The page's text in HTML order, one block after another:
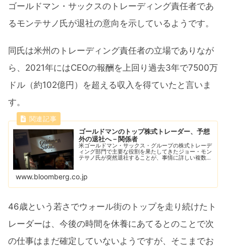
ゴールドマン・サックスのトレーディング責任者であ
るモンテサノ氏が退社の意向を示しているようです。
同氏は米州のトレーディング責任者の立場でありなが
ら、2021年にはCEOの報酬を上回り過去3年で7500万
ドル（約102億円）を超える収入を得ていたと言いま
す。
ゴールドマンのトップ株式トレーダー、予想
外の退社へ－関係者
米ゴールドマン・サックス・グループの株式トレーデ
ィング部門で主要な役割を果たしてきたジョー・モン
テサノ氏が突然退社することが、事情に詳しい複数の
と...
www.bloomberg.co.jp
46歳という若さでウォール街のトップを走り続けたト
レーダーは、今後の時間を休養にあてるとのことで次
の仕事はまだ確定していないようですが、そこまでお